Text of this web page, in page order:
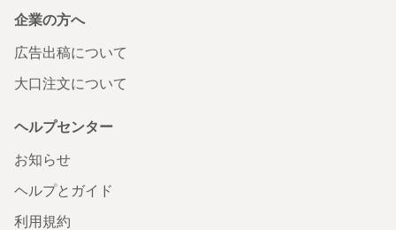
企業の方へ
広告出稿について
大口注文について
ヘルプセンター
お知らせ
ヘルプとガイド
利用規約